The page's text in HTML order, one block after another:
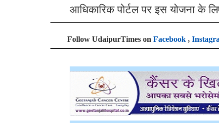
आधिकारिक पोर्टल पर इस योजना के
Follow UdaipurTimes on Facebook ,